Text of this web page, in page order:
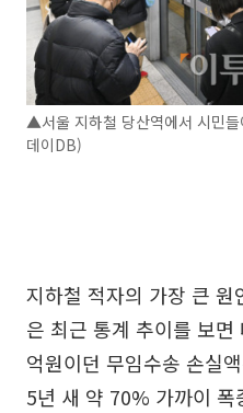
▲서울 지하철 당산역에서 시민
데이DB)
지하철 적자의 가장 큰 원
은 최근 통계 추이를 보
억원이던 무임수송 손실
5년 새 약 70% 가까이 폭